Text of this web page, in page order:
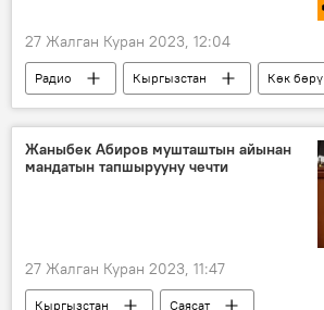
27 Жалган Куран 2023, 12:04
Радио Кыргызстан
Көк бөрү
Спорт
улуттук оюндар
Рамис Жунусалиев
Жаныбек Абиров мушташтын айынан
мандатын тапшырууну чечти
27 Жалган Куран 2023, 11:47
Кыргызстан
Саясат